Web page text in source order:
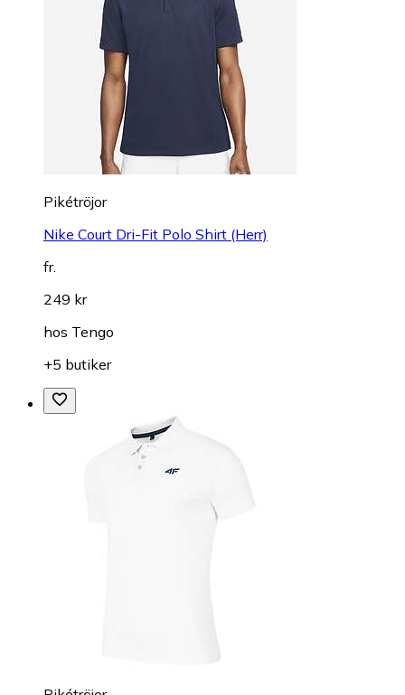
Pikétröjor
Nike Court Dri-Fit Polo Shirt (Herr)
fr.
249 kr
hos Tengo
+5 butiker